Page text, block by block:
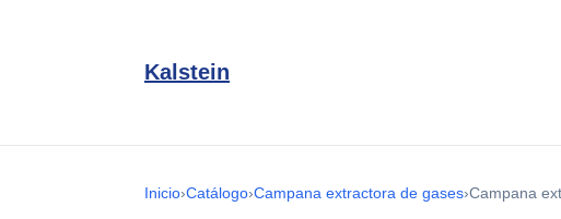
Kalstein
Inicio›Catálogo›Campana extractora de gases›Campana